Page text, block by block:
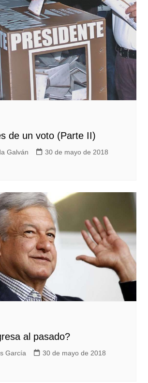
de un voto (Parte II)
Galván
30 de mayo de 2018
al pasado?
García
30 de mayo de 2018